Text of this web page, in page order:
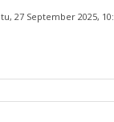
27 September 2025,